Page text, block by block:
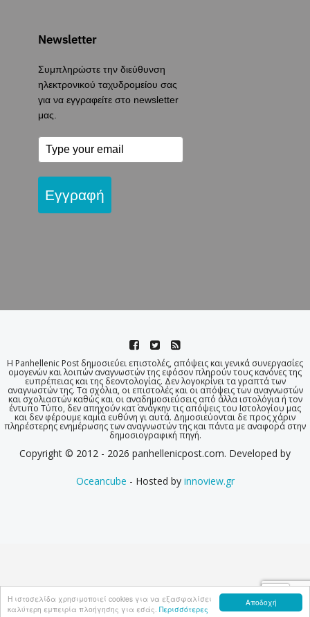
Αποδοχή
Η ιστοσελίδα χρησιμοποιεί cookies για να εξασφαλίσει
καλύτερη εμπειρία πλοήγησης για εσάς. Περισσότερες
Newsletter
Συμπληρώστε την διεύθυνση
ηλεκτρονικού ταχυδρομείου σας
για να εγγραφείτε στο newsletter
μας.
Εγγραφή
Η Panhellenic Post δημοσιεύει επιστολές, απόψεις και γενικά συνεργασίες
ομογενών και λοιπών αναγνωστών της εφόσον πληρούν τους κανόνες της
ευπρέπειας και της δεοντολογίας. Δεν λογοκρίνει τα γραπτά των
αναγνωστών της. Τα σχόλια, οι επιστολές και οι απόψεις των αναγνωστών
και σχολιαστών καθώς και οι αναδημοσιεύσεις από άλλα ιστολόγια ή τον
έντυπο Τύπο, δεν απηχούν κατ΄ ανάγκην τις απόψεις του Ιστολογίου μας
και δεν φέρουμε καμία ευθύνη γι αυτά. Δημοσιεύονται δε προς χάριν
πληρέστερης ενημέρωσης των αναγνωστών της και πάντα με αναφορά στην
δημοσιογραφική πηγή.
Copyright © 2012 - 2026 panhellenicpost.com. Developed by
Oceancube - Hosted by innoview.gr